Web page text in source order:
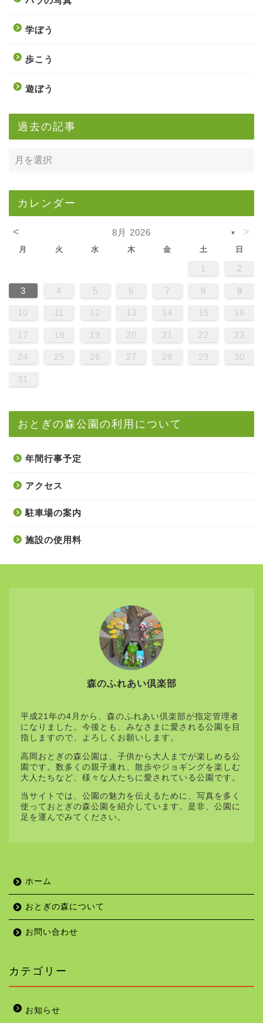
学ぼう
歩こう
遊ぼう
過去の記事
カレンダー
< 8月 2026 ▼ >
月 火 水 木 金 土 日
1 2
3 4 5 6 7 8 9
10 11 12 13 14 15 16
17 18 19 20 21 22 23
24 25 26 27 28 29 30
31
おとぎの森公園の利用について
年間行事予定
アクセス
駐車場の案内
施設の使用料
森のふれあい倶楽部
平成21年の4月から、森のふれあい倶楽部が指定管理者
になりました。今後とも、みなさまに愛される公園を目
指しますので、よろしくお願いします。
高岡おとぎの森公園は、子供から大人までが楽しめる公
園です。数多くの親子連れ、散歩やジョギングを楽しむ
大人たちなど、様々な人たちに愛されている公園です。
当サイトでは、公園の魅力を伝えるために、写真を多く
使っておとぎの森公園を紹介しています。是非、公園に
足を運んでみてください。
ホーム
おとぎの森について
お問い合わせ
カテゴリー
お知らせ